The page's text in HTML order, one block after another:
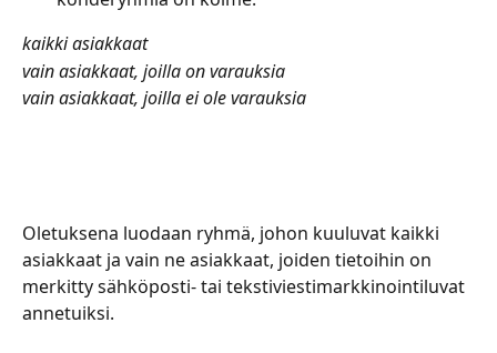
kaikki asiakkaat
vain asiakkaat, joilla on varauksia
vain asiakkaat, joilla ei ole varauksia
Oletuksena luodaan ryhmä, johon kuuluvat kaikki
asiakkaat ja vain ne asiakkaat, joiden tietoihin on
merkitty sähköposti- tai tekstiviestimarkkinointiluvat
annetuiksi.